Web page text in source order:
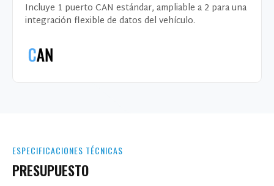
Incluye 1 puerto CAN estándar, ampliable a 2 para una
integración flexible de datos del vehículo.
ESPECIFICACIONES TÉCNICAS
PRESUPUESTO